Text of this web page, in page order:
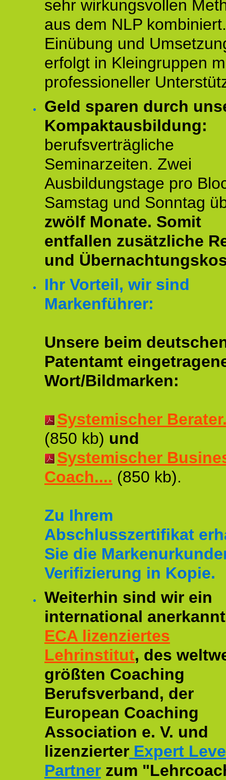
sehr wirkungsvollen
aus dem NLP
Einübung und
erfolgt in Kleingruppen
professioneller
Geld sparen durch
Kompaktausbildung:
berufsverträgliche
Seminarzeiten. Zwei
Ausbildungstage pro
Samstag und Sonntag
zwölf Monate. Somit
entfallen zusätzliche
und
Ihr Vorteil, wir sind
Markenführer:
Unsere beim
Patentamt
Wort/Bildmarken:
Systemischer
(850 kb) und
Systemischer
Coach.... (850 kb).
Zu Ihrem
Abschlusszertifikat
Sie die
Verifizierung in Kopie.
Weiterhin sind wir ein
international
ECA lizenziertes
Lehrinstitut, des
größten Coaching
Berufsverband, der
European Coaching
Association e. V. und
lizenzierter Expert
Partner zum